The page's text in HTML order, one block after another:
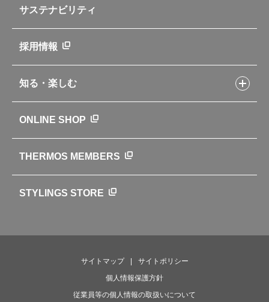
アパレル小物
新製品一覧
カタログ
よくあるご質問・お問い合わせ
企業理念
会社概要
ニュース
世界のサーモス
サーモスの歴史
サステナビリティ
採用情報
知る・楽しむ
クラブサーモス
WEBマガジン
お弁当にエールを込めて
ONLINE SHOP
THERMOS MEMBERS
STYLINGS STORE
サイトマップ
サイトポリシー
個人情報保護方針
従業員等の個人情報の取扱いについて